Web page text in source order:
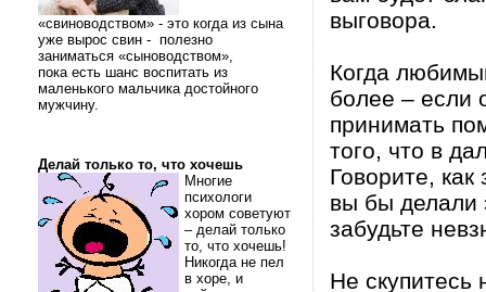
«свиноводством» - это когда из сына
уже вырос свин - полезно
заниматься «сыноводством»,
пока есть шанс воспитать из
маленького мальчика достойного
мужчину.
Делай только то, что хочешь
Многие
психологи
хором советуют
– делай только
то, что хочешь!
Никогда не пел
в хоре, и
выговора.
Когда
более – если
принимать
того, что в
Говорите,
вы бы делали
забудьте
Не скупитесь